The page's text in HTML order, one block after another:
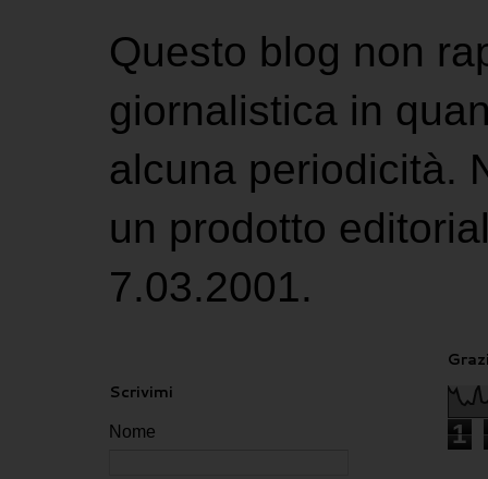
Questo blog non
giornalistica in
alcuna periodicità.
un prodotto
7.03.2001.
Scrivimi
Nome 1